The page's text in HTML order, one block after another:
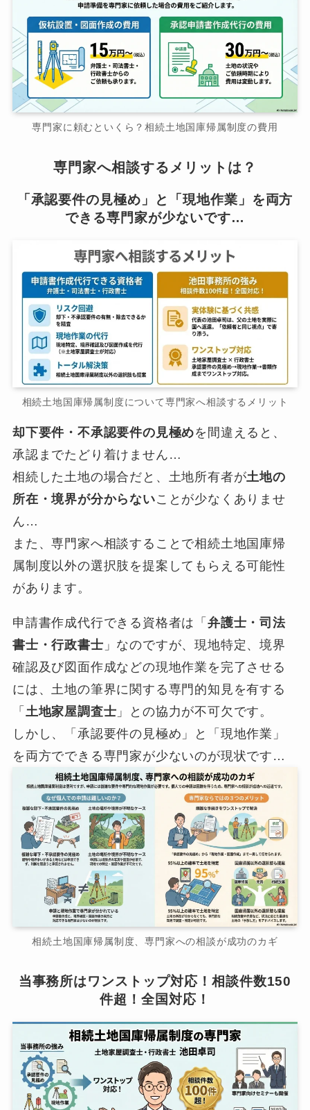
専門家に頼むといくら？相続土地国庫帰属制度の費用
専門家へ相談するメリットは？
「承認要件の見極め」と「現地作業」を両方
できる専門家が少ないです…
相続土地国庫帰属制度について専門家へ相談するメリット
却下要件・不承認要件の見極めを間違えると、
承認までたどり着けません…
相続した土地の場合だと、土地所有者が土地の
所在・境界が分からないことが少なくありませ
ん…
また、専門家へ相談することで相続土地国庫帰
属制度以外の選択肢を提案してもらえる可能性
があります。
申請書作成代行できる資格者は「弁護士・司法
書士・行政書士 」なのですが、現地特定、境界
確認及び図面作成などの現地作業を完了させる
には、土地の筆界に関する専門的知見を有する
「 土地家屋調査士 」との協力が不可欠です。
しかし、「承認要件の見極め」と「現地作業」
を両方でできる専門家が少ないのが現状です…
相続土地国庫帰属制度、専門家への相談が成功のカギ
当事務所はワンストップ対応！相談件数150
件超！全国対応！